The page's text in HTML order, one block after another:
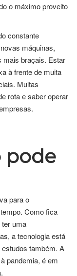
o máximo proveito
constante
máquinas,
mais braçais. Estar
à frente de muita
Muitas
rota e saber operar
pode
para o
Como fica
uma
a tecnologia está
também. A
pandemia, é em